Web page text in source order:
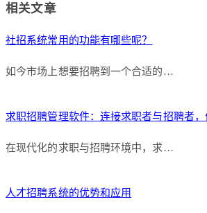
相关文章
社招系统常用的功能有哪些呢？
如今市场上想要招聘到一个合适的…
求职招聘管理软件：连接求职者与招聘者
在现代化的求职与招聘环境中，求…
人才招聘系统的优势和应用